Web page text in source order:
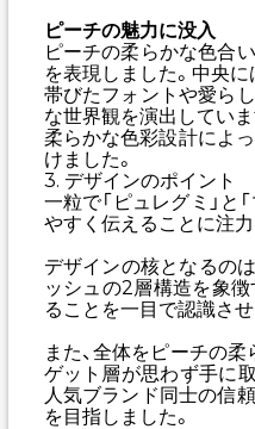
ピーチの魅力に没入
ピーチの柔らかな色合
を表現しました。中央に
帯びたフォントや愛ら
な世界観を演出していま
柔らかな色彩設計によ
けました。
3. デザインのポイント
一粒で「ピュレグミ」と
やすく伝えることに注力
デザインの核となるの
ッシュの2層構造を象
ることを一目で認識させ
また、全体をピーチの
ゲット層が思わず手に
人気ブランド同士の信
を目指しました。